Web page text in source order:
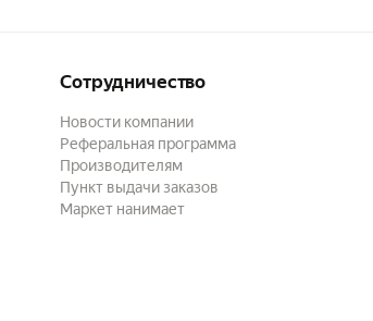
Сотрудничество
Новости компании
Реферальная программа
Производителям
Пункт выдачи заказов
Маркет нанимает